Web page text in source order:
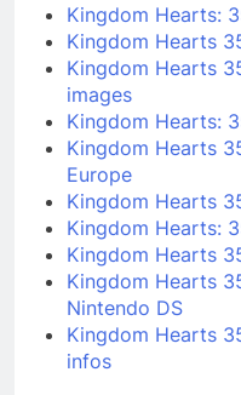
Kingdom Hearts:
Kingdom Hearts
Kingdom Hearts
images
Kingdom Hearts:
Kingdom Hearts
Europe
Kingdom Hearts
Kingdom Hearts:
Kingdom Hearts
Kingdom Hearts
Nintendo DS
Kingdom Hearts
infos